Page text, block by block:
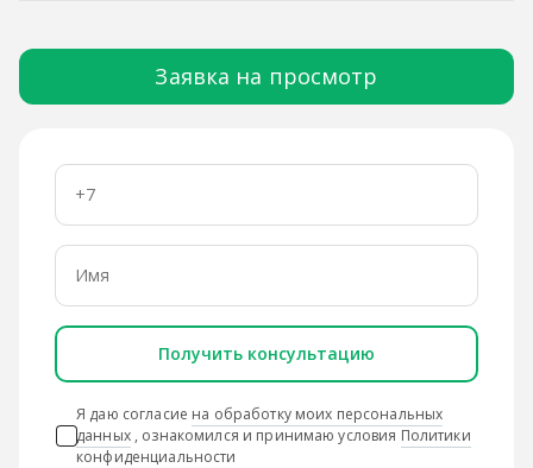
Заявка на просмотр
Получить консультацию
Я даю согласие на обработку моих персональных
данных, ознакомился и принимаю условия Политики
конфиденциальности